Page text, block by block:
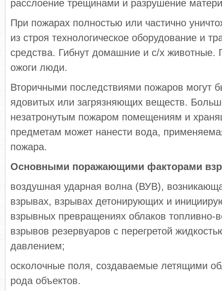
расслоение трещинами и разрушение
При пожарах полностью или частично
из строя технологическое оборудование и
средства. Гибнут домашние и с/х животные.
ожоги люди.
Вторичными последствиями пожаров могут
ядовитых или загрязняющих веществ.
незатронутым пожаром помещениям и
предметам может нанести вода,
пожара.
Основными поражающими факторами
воздушная ударная волна (ВУВ),
взрывах, взрывах детонирующих и
взрывных превращениях облаков топливно-
взрывов резервуаров с перегретой
давлением;
осколочные поля, создаваемые летящими
рода объектов.